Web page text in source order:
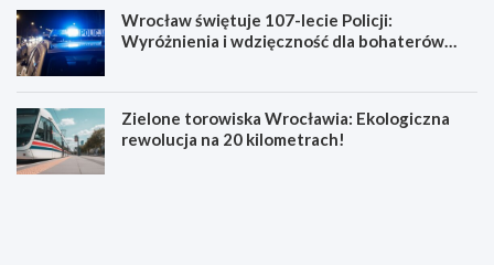
Wrocław świętuje 107-lecie Policji:
Wyróżnienia i wdzięczność dla bohaterów
Zielone torowiska Wrocławia: Ekologiczna
rewolucja na 20 kilometrach!
R
W